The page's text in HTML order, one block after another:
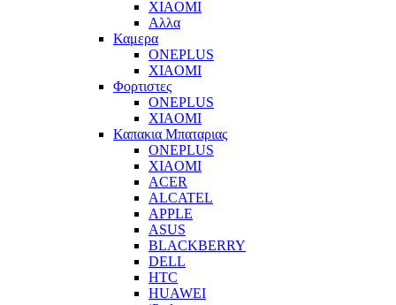
XIAOMI
Αλλα
Καμερα
ONEPLUS
XIAOMI
Φορτιστες
ONEPLUS
XIAOMI
Καπακια Μπαταριας
ONEPLUS
XIAOMI
ACER
ALCATEL
APPLE
ASUS
BLACKBERRY
DELL
HTC
HUAWEI